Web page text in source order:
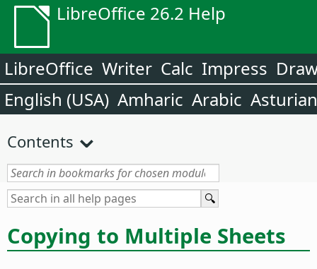
LibreOffice 26.2 Help
LibreOffice Writer Calc Impress
English (USA) Amharic Arabic Asturian
Contents
Copying to Multiple Sheets